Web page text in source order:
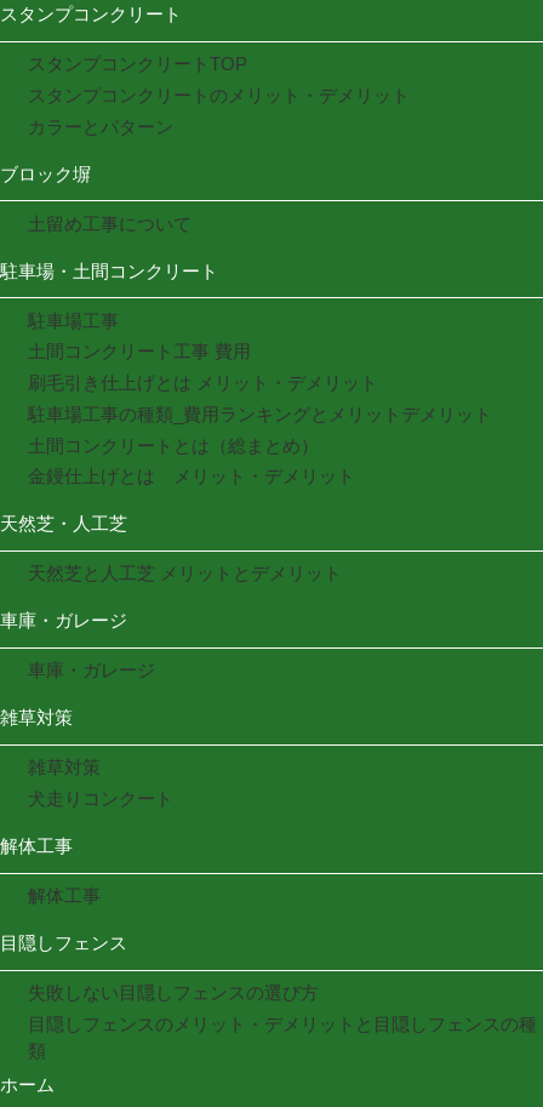
スタンプコンクリート
スタンプコンクリートTOP
スタンプコンクリートのメリット・デメリット
カラーとパターン
ブロック塀
土留め工事について
駐車場・土間コンクリート
駐車場工事
土間コンクリート工事 費用
刷毛引き仕上げとは メリット・デメリット
駐車場工事の種類_費用ランキングとメリットデメリット
土間コンクリートとは（総まとめ）
金鏝仕上げとは メリット・デメリット
天然芝・人工芝
天然芝と人工芝 メリットとデメリット
車庫・ガレージ
車庫・ガレージ
雑草対策
雑草対策
犬走りコンクート
解体工事
解体工事
目隠しフェンス
失敗しない目隠しフェンスの選び方
目隠しフェンスのメリット・デメリットと目隠しフェンスの種
類
ホーム